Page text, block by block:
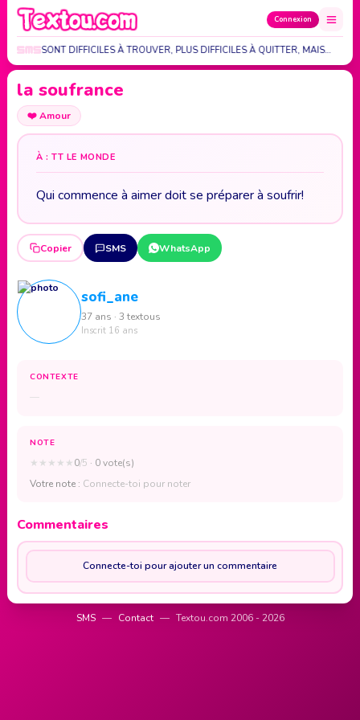
Connexion
AMIS SONT DIFFICILES À TROUVER, PLUS DIFFICILES À QUITTER, MAIS…
la soufrance
❤️Amour
À : TT LE MONDE
Qui commence à aimer doit se préparer à soufrir!
Copier SMS WhatsApp
sofi_ane
37 ans · 3 textous
Inscrit 16 ans
CONTEXTE
—
NOTE
★ ★ ★ ★ ★0/5 · 0 vote(s)
Votre note : Connecte-toi pour noter
Commentaires
Connecte-toi pour ajouter un commentaire
SMS — Contact — Textou.com 2006 - 2026